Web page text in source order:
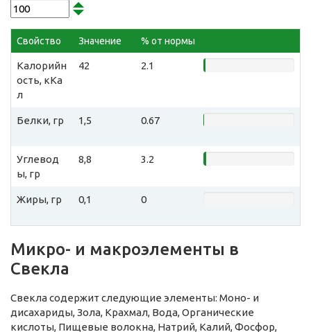
Свойство Значение % от нормы
Калорийн
ость, кКа
л
42 2.1
Белки, гр 1,5 0.67
Углевод
ы, гр
8,8 3.2
Жиры, гр 0,1 0
Микро- и макроэлементы в
Свекла
Свекла содержит следующие элементы: Моно- и
дисахариды, Зола, Крахмал, Вода, Органические
кислоты, Пищевые волокна, Натрий, Калий, Фосфор,